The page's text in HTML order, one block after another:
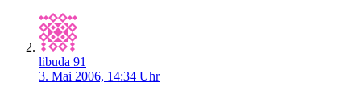
libuda 91
3. Mai 2006, 14:34 Uhr